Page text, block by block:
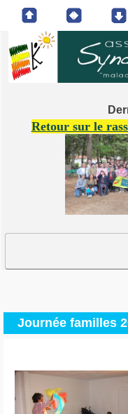
Retour sur le
Journée familles